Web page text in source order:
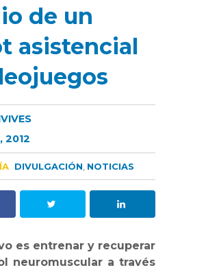
de un
asistencial
2012
DIVULGACIÓN NOTICIAS
es entrenar y recuperar
neuromuscular a través